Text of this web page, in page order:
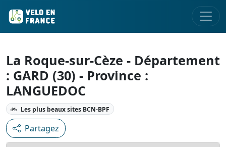
La Roque-sur-Cèze - Département
: GARD (30) - Province :
LANGUEDOC
Les plus beaux sites BCN-BPF
Partagez